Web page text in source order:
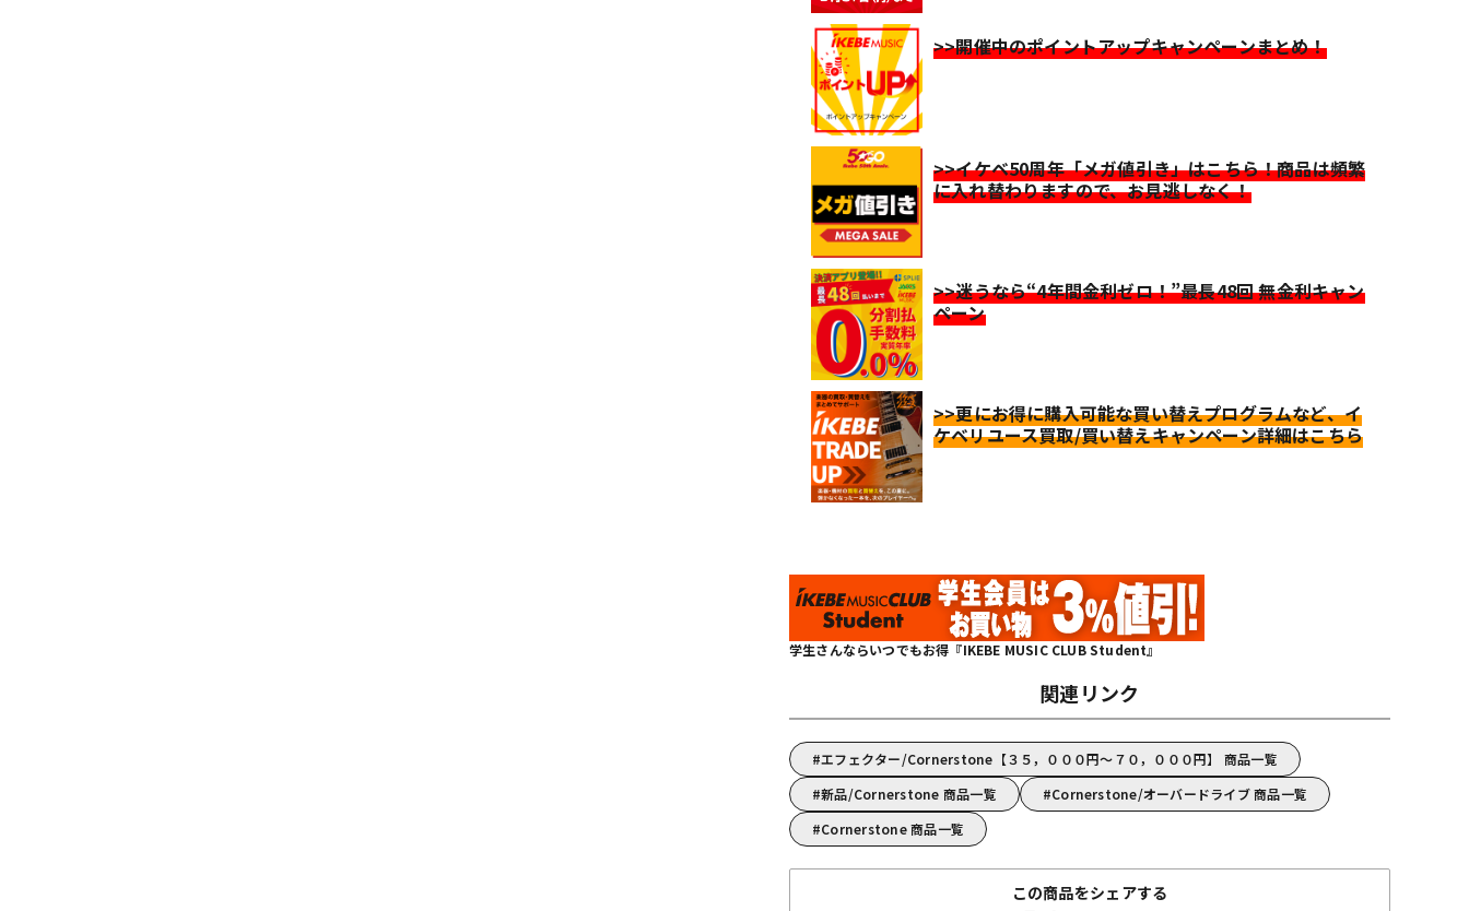
>>開催中のポイントアップキャンペーンまとめ！
>>イケベ50周年「メガ値引き」はこちら！商品は頻繁
に入れ替わりますので、お見逃しなく！
>>迷うなら“4年間金利ゼロ！”最長48回 無金利キャン
ペーン
>>更にお得に購入可能な買い替えプログラムなど、イ
ケベリユース買取/買い替えキャンペーン詳細はこちら
学生さんならいつでもお得『IKEBE MUSIC CLUB Student』
関連リンク
エフェクター/Cornerstone【３５，０００円～７０，０００円】 商品一覧
新品/Cornerstone 商品一覧
Cornerstone/オーバードライブ 商品一覧
Cornerstone 商品一覧
この商品をシェアする